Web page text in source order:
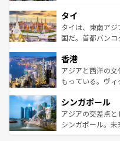
リティに包まれな
覧を参照してほし
急速な発展と共に
ーチミン市のフ
醸し出している
とつ。フォーやバ
ひ現地で味わい
が旅行者を迎え
参照してほしい。
タイ
タイは、東南ア
国だ。首都バン
の活気が交差して
帯で自然と触れ
いビーチでリゾ
激する。気候は一
が待っている。
た文化、そして
香港
アジアと西洋の
もっている。ヴ
み、どこを訪れて
ており、効率よ
うな絶景から文
シンガポール
アジアの交差点
シンガポール。